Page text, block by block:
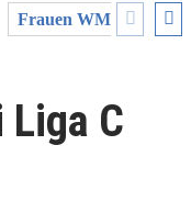
Frauen WM Quali
Liga C